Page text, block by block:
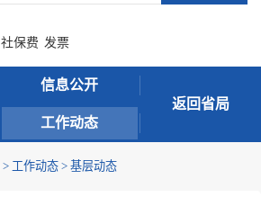
社保费 发票
信息公开
工作动态
返回省局
> 工作动态 > 基层动态